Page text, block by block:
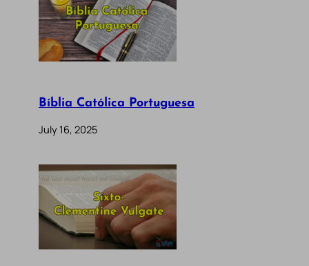
Bíblia Católica Portuguesa
July 16, 2025